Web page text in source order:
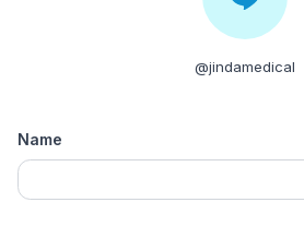
@jindamedical
Name